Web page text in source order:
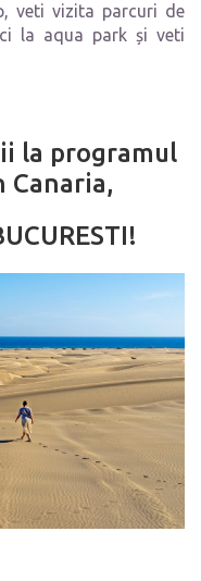
veti vizita parcuri de
la aqua park și veti
la programul
Canaria,